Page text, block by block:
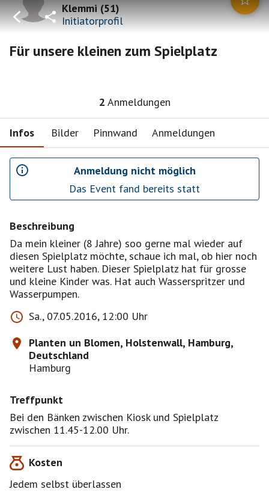
Klemmi(51)
Initiatorprofil
Für unsere kleinen zum Spielplatz
2 Anmeldungen
Infos Bilder Pinnwand Anmeldungen
Anmeldung nicht möglich
Das Event fand bereits statt
Beschreibung
Da mein kleiner (8 Jahre) soo gerne mal wieder auf
diesen Spielplatz möchte, schaue ich mal, ob hier noch
weitere Lust haben. Dieser Spielplatz hat für grosse
und kleine Kinder was. Hat auch Wasserspritzer und
Wasserpumpen.
Sa., 07.05.2016, 12:00 Uhr
Planten un Blomen, Holstenwall, Hamburg,
Deutschland
Hamburg
Treffpunkt
Bei den Bänken zwischen Kiosk und Spielplatz
zwischen 11.45-12.00 Uhr.
Kosten
Jedem selbst überlassen